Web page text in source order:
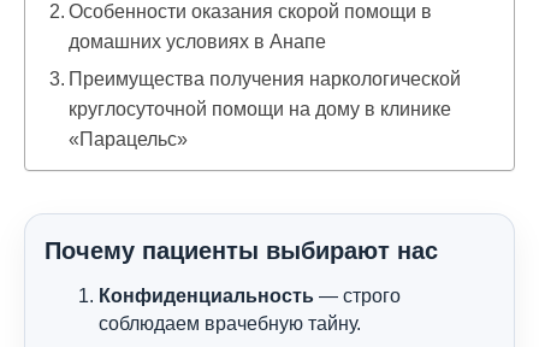
Особенности оказания скорой помощи в
домашних условиях в Анапе
Преимущества получения наркологической
круглосуточной помощи на дому в клинике
«Парацельс»
Почему пациенты выбирают нас
Конфиденциальность — строго
соблюдаем врачебную тайну.